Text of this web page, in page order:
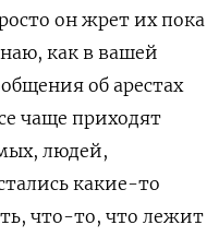
он жрет их пока
как в вашей
об арестах
чаще приходят
людей,
какие-то
что-то, что лежит